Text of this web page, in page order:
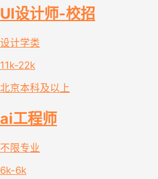
UI设计师-校招
设计学类
11k-22k
北京本科及以上
ai工程师
不限专业
6k-6k